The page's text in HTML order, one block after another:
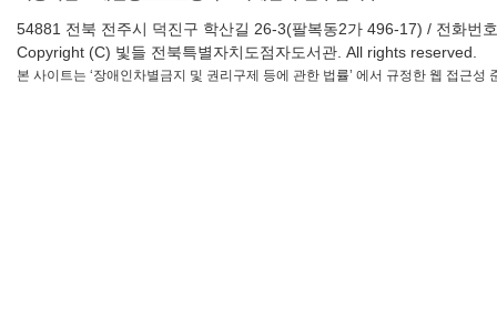
54881 전북 전주시 덕진구 학산길 26-3(팔복동2가 496-17) / 전화
Copyright (C) 빛들 전북특별자치도점자도서관. All rights reserved.
본 사이트는 ‘장애인차별금지 및 권리구제 등에 관한 법률’ 에서 규정한 웹 접근